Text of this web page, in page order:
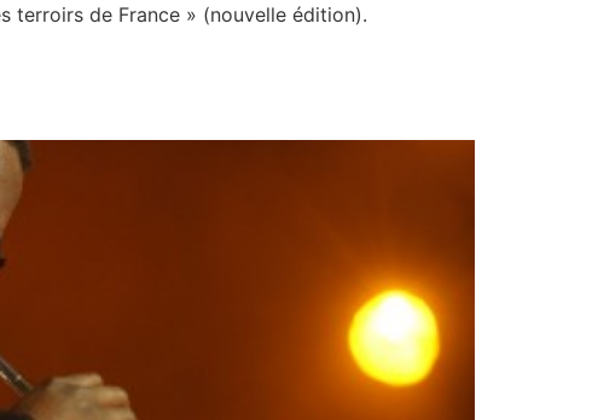
terroirs de France » (nouvelle édition).